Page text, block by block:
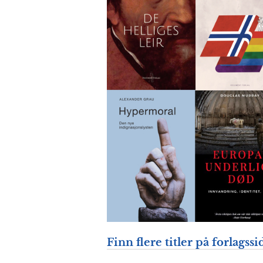
Finn flere titler på